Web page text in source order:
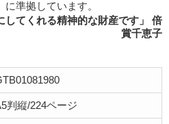
準拠しています。
してくれる精神的な財産です」 倍
賞千恵子
判縦/224ページ